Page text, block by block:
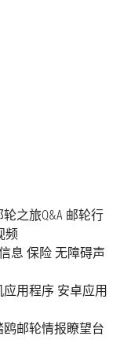
轮之旅Q&A 邮轮行
频
息 保险 无障碍声
应用程序 安卓应用
鸥邮轮情报瞭望台